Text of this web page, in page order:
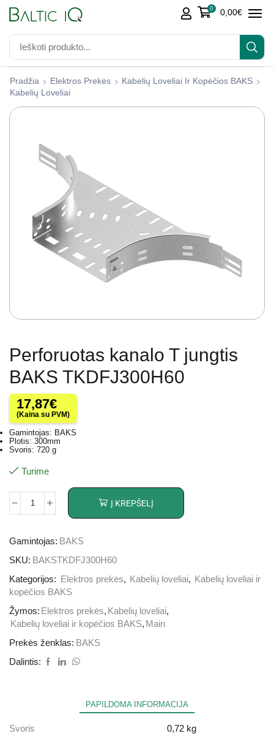
0 0,00€
Pradžia Elektros Prekės
Kabelių Loveliai Ir Kopėčios BAKS
Kabelių Loveliai
Perforuotas kanalo T jungtis
BAKS TKDFJ300H60
17,87€
(Kaina su PVM)
Gamintojas: BAKS
Plotis: 300mm
Svoris: 720 g
Turime
Į KREPŠELĮ
Gamintojas: BAKS
SKU: BAKSTKDFJ300H60
Kategorijos:
Elektros prekės, Kabelių loveliai, Kabelių loveliai ir
kopėčios BAKS
Žymos: Elektros prekės, Kabelių loveliai,
Kabelių loveliai ir kopėčios BAKS, Main
Prekės ženklas: BAKS
Dalintis:
PAPILDOMA INFORMACIJA
Svoris 0,72 kg